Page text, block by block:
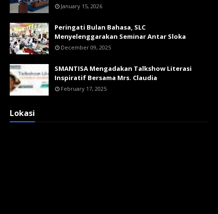
January 15, 2026
Peringati Bulan Bahasa, SLC
Menyelenggarakan Seminar Antar Sloka
December 09, 2025
SMANTISA Mengadakan Talkshow Literasi
Inspiratif Bersama Mrs. Claudia
February 17, 2025
Lokasi